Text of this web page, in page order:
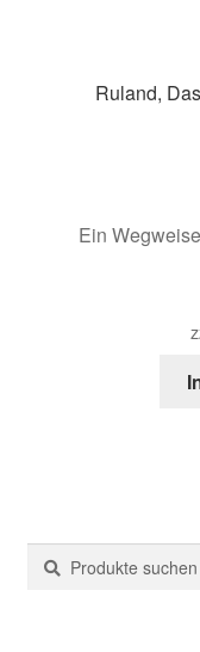
Ruland,
Ein
Suche
nach:
Suchen